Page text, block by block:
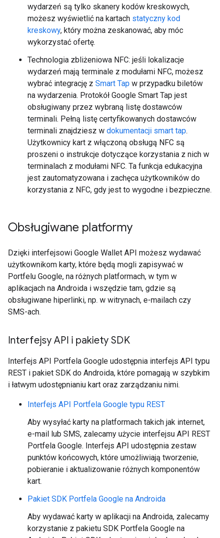
wydarzeń są tylko skanery kodów kreskowych,
możesz wyświetlić na kartach statyczny kod
kreskowy, który można zeskanować, aby móc
wykorzystać ofertę.
Technologia zbliżeniowa NFC: jeśli lokalizacje
wydarzeń mają terminale z modułami NFC, możesz
wybrać integrację z Smart Tap w przypadku biletów
na wydarzenia. Protokół Google Smart Tap jest
obsługiwany przez wybraną listę dostawców
terminali. Pełną listę certyfikowanych dostawców
terminali znajdziesz w dokumentacji smart tap.
Użytkownicy kart z włączoną obsługą NFC są
proszeni o instrukcje dotyczące korzystania z nich w
terminalach z modułami NFC. Ta funkcja edukacyjna
jest zautomatyzowana i zachęca użytkowników do
korzystania z NFC, gdy jest to wygodne i bezpieczne.
Obsługiwane platformy
Dzięki interfejsowi Google Wallet API możesz wydawać
użytkownikom karty, które będą mogli zapisywać w
Portfelu Google, na różnych platformach, w tym w
aplikacjach na Androida i wszędzie tam, gdzie są
obsługiwane hiperlinki, np. w witrynach, e-mailach czy
SMS-ach.
Interfejsy API i pakiety SDK
Interfejs API Portfela Google udostępnia interfejs API typu
REST i pakiet SDK do Androida, które pomagają w szybkim
i łatwym udostępnianiu kart oraz zarządzaniu nimi.
Interfejs API Portfela Google typu REST
Aby wysyłać karty na platformach takich jak internet,
e-mail lub SMS, zalecamy użycie interfejsu API REST
Portfela Google. Interfejs API udostępnia zestaw
punktów końcowych, które umożliwiają tworzenie,
pobieranie i aktualizowanie różnych komponentów
kart.
Pakiet SDK Portfela Google na Androida
Aby wydawać karty w aplikacji na Androida, zalecamy
korzystanie z pakietu SDK Portfela Google na